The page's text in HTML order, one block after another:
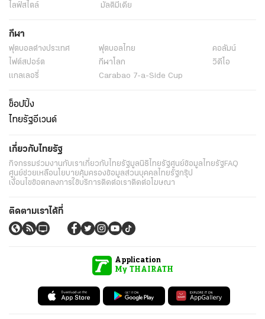
ไลฟ์สไตล์
มัลติมีเดีย
กีฬา
ฟุตบอลต่่างประเทศ ฟุตบอลไทย
คอลัมน์
ไฟต์สปอร์ต
กีฬาโลก
วิดีโอ
แกลเลอรี่
Carabao 7-a-Side Cup
ช็อปปิ้ง
ไทยรัฐอีเวนต์
เกี่ยวกับไทยรัฐ
กิจกรรมร่วมงานกับเราเกี่ยวกับไทยรัฐมูลนิธิไทยรัฐศูนย์ข้อมูลไทยรัฐFAQ
ศูนย์ช่วยเหลือนโยบายคุ้มครองข้อมูลส่วนบุคคลไทยรัฐกรุ๊ป
เงื่อนไขข้อตกลงการใช้บริการติดต่อเราติดต่อโฆษณา
ติดตามเราได้ที่
Application
My THAIRATH